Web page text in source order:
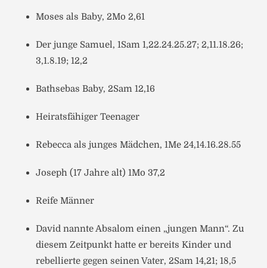
Moses als Baby, 2Mo 2,61
Der junge Samuel, 1Sam 1,22.24.25.27; 2,11.18.26;
3,1.8.19; 12,2
Bathsebas Baby, 2Sam 12,16
Heiratsfähiger Teenager
Rebecca als junges Mädchen, 1Me 24,14.16.28.55
Joseph (17 Jahre alt) 1Mo 37,2
Reife Männer
David nannte Absalom einen „jungen Mann“. Zu
diesem Zeitpunkt hatte er bereits Kinder und
rebellierte gegen seinen Vater, 2Sam 14,21; 18,5